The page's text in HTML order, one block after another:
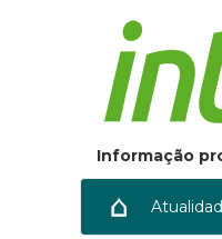
Informação